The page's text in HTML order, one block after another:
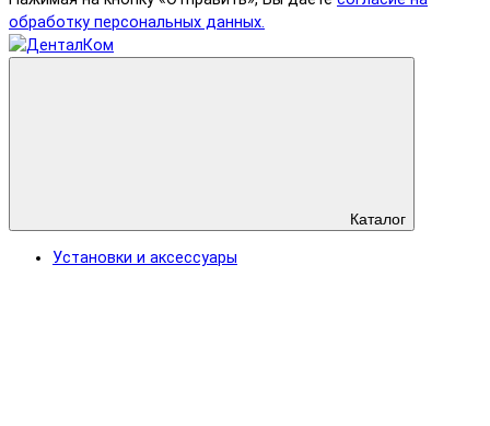
обработку персональных данных.
Каталог
Установки и аксессуары